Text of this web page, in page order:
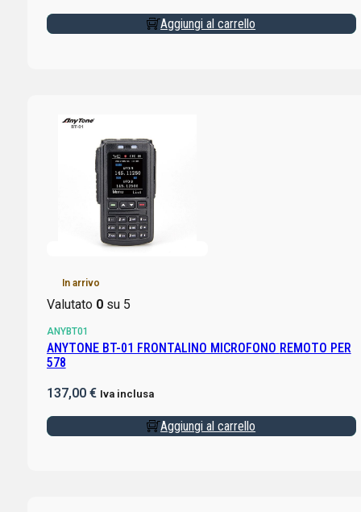
Aggiungi al carrello
In arrivo
Valutato 0su 5
ANYBT01
ANYTONE BT-01 FRONTALINO MICROFONO REMOTO PER
578
137,00 € Iva inclusa
Aggiungi al carrello